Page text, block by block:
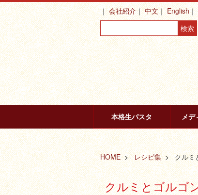
会社紹介 中文 English
本格生パスタ メデ
HOME レシピ集 クルミ
クルミとゴルゴ